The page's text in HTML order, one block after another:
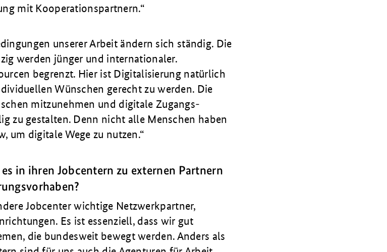
mit Kooperationspartnern.
unserer Arbeit ändern sich ständig. Die
werden jünger und internationaler.
begrenzt. Hier ist Digitalisierung natürlich
Wünschen gerecht zu werden. Die
mitzunehmen und digitale Zugangs­
zu gestalten. Denn nicht alle Menschen haben
um digitale Wege zu nutzen.
in ihren Jobcentern zu externen Partnern
Jobcenter wichtige Netzwerkpartner,
Es ist essenziell, dass wir gut
die bundesweit bewegt werden. Anders als